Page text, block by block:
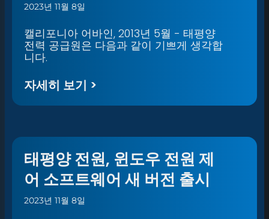
2023년 11월 8일
캘리포니아 어바인, 2013년 5월 - 태평양
전력 공급원은 다음과 같이 기쁘게 생각합
니다.
자세히 보기 >
태평양 전원, 윈도우 전원 제
어 소프트웨어 새 버전 출시
2023년 11월 8일